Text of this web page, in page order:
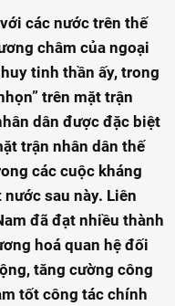
các nước trên thế
châm của ngoại
tinh thần ấy, trong
trên mặt trận
dân được đặc biệt
trận nhân dân thế
các cuộc kháng
sau này. Liên
đã đạt nhiều thành
hoá quan hệ đối
tăng cường công
tốt công tác chính